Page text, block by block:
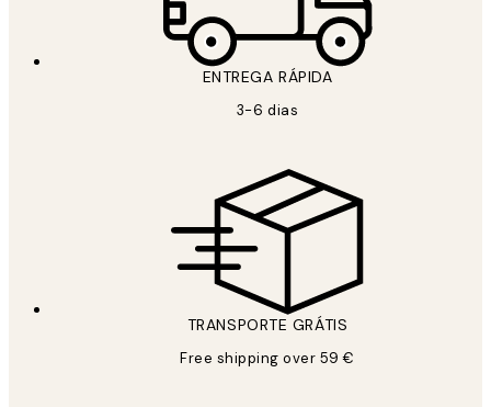
ENTREGA RÁPIDA
3-6 dias
TRANSPORTE GRÁTIS
Free shipping over 59 €